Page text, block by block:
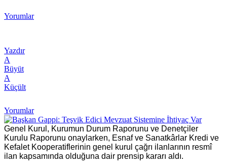
Yorumlar
Yazdır
A
Büyüt
A
Küçült
Yorumlar
Genel Kurul, Kurumun Durum Raporunu ve Denetçiler
Kurulu Raporunu onaylarken, Esnaf ve Sanatkârlar Kredi ve
Kefalet Kooperatiflerinin genel kurul çağrı ilanlarının resmî
ilan kapsamında olduğuna dair prensip kararı aldı.